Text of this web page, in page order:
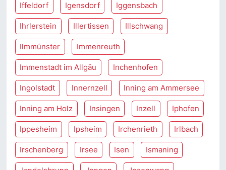
Iffeldorf Igensdorf Iggensbach
Ihrlerstein Illertissen Illschwang
Ilmmünster Immenreuth
Immenstadt im Allgäu Inchenhofen
Ingolstadt Innernzell Inning am Ammersee
Inning am Holz Insingen Inzell Iphofen
Ippesheim Ipsheim Irchenrieth Irlbach
Irschenberg Irsee Isen Ismaning